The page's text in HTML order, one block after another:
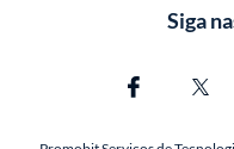
Siga